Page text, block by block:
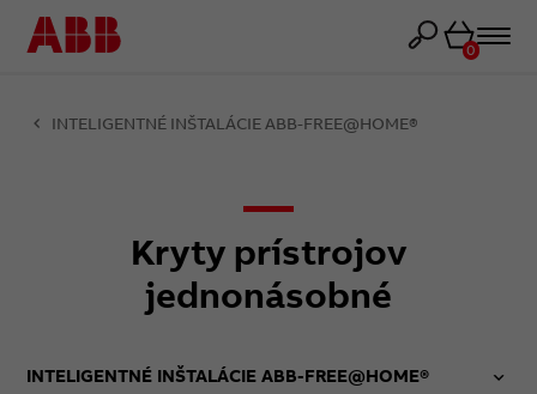
Košík
0
INTELIGENTNÉ INŠTALÁCIE ABB-FREE@HOME®
Kryty prístrojov
jednonásobné
INTELIGENTNÉ INŠTALÁCIE ABB-FREE@HOME®